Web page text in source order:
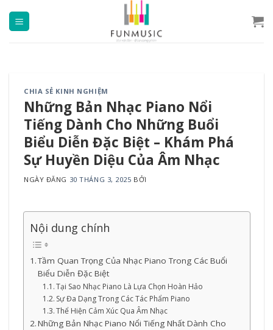
đến
CHIA SẺ KINH NGHIỆM
Những Bản Nhạc Piano Nổi
Tiếng Dành Cho Những Buổi
Biểu Diễn Đặc Biệt – Khám Phá
Sự Huyền Diệu Của Âm Nhạc
NGÀY ĐĂNG 30 THÁNG 3, 2025 BỞI
Nội dung chính
Tầm Quan Trọng Của Nhạc Piano Trong Các Buổi
Biểu Diễn Đặc Biệt
Tại Sao Nhạc Piano Là Lựa Chọn Hoàn Hảo
Sự Đa Dạng Trong Các Tác Phẩm Piano
Thể Hiện Cảm Xúc Qua Âm Nhạc
Những Bản Nhạc Piano Nổi Tiếng Nhất Dành Cho